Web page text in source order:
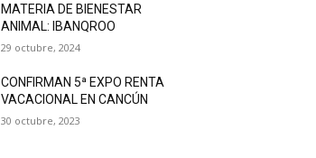
MATERIA DE BIENESTAR
ANIMAL: IBANQROO
29 octubre, 2024
CONFIRMAN 5ª EXPO RENTA
VACACIONAL EN CANCÚN
30 octubre, 2023